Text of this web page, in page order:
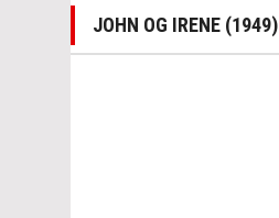
JOHN OG IRENE (1949)